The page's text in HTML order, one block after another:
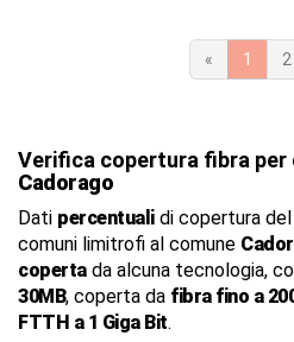
« 1 2
Verifica copertura fibra per
Cadorago
Dati percentualidi copertura
comuni limitrofi al comune
copertada alcuna tecnologia,
30MB, coperta da fibra fino a
FTTH a 1 Giga Bit.